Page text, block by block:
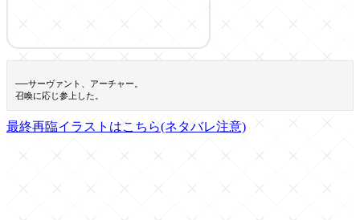
──サーヴァント、アーチャー。
召喚に応じ参上した。
最終再臨イラストはこちら(ネタバレ注意)